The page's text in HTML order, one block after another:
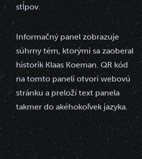
stĺpov.
Informačný panel zobrazuje
súhrny tém, ktorými sa zaoberal
historik Klaas Koeman. QR kód
na tomto paneli otvorí webovú
stránku a preloží text panela
takmer do akéhokoľvek jazyka.